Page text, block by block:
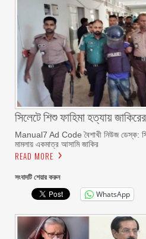
সিলেটে শিশু ফাহিমা হত্যায়
Manual7 Ad Code বৈশাখী নিউজ ডেস্ক:
মামলায় একমাত্র আসামি জাকির
READ MORE
সংবাদটি শেয়ার করুন
WhatsApp